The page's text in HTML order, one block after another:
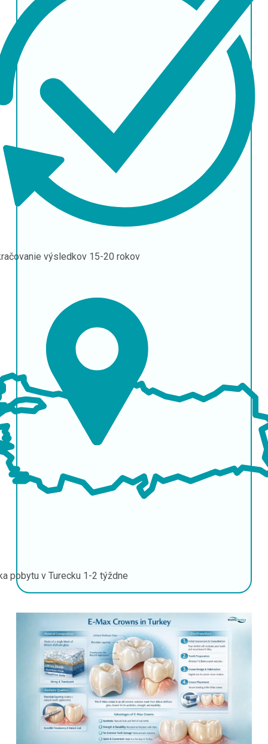
výsledkov 15-20 rokov
pobytu v Turecku 1-2 týždne